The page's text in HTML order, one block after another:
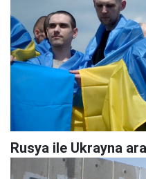
Rusya ile Ukrayna